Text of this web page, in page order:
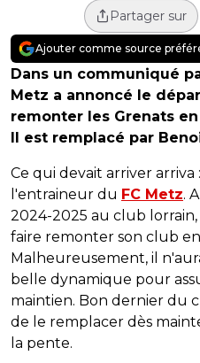
Partager sur
Ajouter comme source
Dans un communiqué
Metz a annoncé le
remonter les Grenats
Il est remplacé par
Ce qui devait arriver
l'entraineur du FC Metz.
2024-2025 au club lorrain,
faire remonter son club en
Malheureusement, il
belle dynamique pour
maintien. Bon dernier du
de le remplacer dès
la pente.